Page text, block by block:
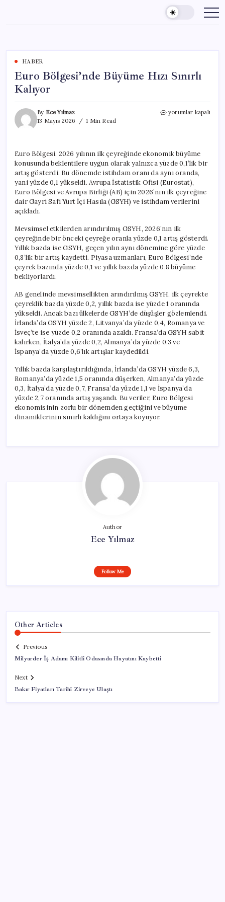
content
HABER
Euro Bölgesi’nde Büyüme Hızı Sınırlı
Kalıyor
By Ece Yılmaz
13 Mayıs 2026
1 Min Read
Euro
Kalıyor
için
yorumlar kapalı
Euro Bölgesi, 2026 yılının ilk çeyreğinde ekonomik büyüme
konusunda beklentilere uygun olarak yalnızca yüzde 0,1’lik bir
artış gösterdi. Bu dönemde istihdam oranı da aynı oranda,
yani yüzde 0,1 yükseldi. Avrupa İstatistik Ofisi (Eurostat),
Euro Bölgesi ve Avrupa Birliği (AB) için 2026’nın ilk çeyreğine
dair Gayri Safi Yurt İçi Hasıla (GSYH) ve istihdam verilerini
açıkladı.
Mevsimsel etkilerden arındırılmış GSYH, 2026’nın ilk
çeyreğinde bir önceki çeyreğe oranla yüzde 0,1 artış gösterdi.
Yıllık bazda ise GSYH, geçen yılın aynı dönemine göre yüzde
0,8’lik bir artış kaydetti. Piyasa uzmanları, Euro Bölgesi’nde
çeyrek bazında yüzde 0,1 ve yıllık bazda yüzde 0,8 büyüme
bekliyorlardı.
AB genelinde mevsimsellikten arındırılmış GSYH, ilk çeyrekte
çeyreklik bazda yüzde 0,2, yıllık bazda ise yüzde 1 oranında
yükseldi. Ancak bazı ülkelerde GSYH’de düşüşler gözlemlendi.
İrlanda’da GSYH yüzde 2, Litvanya’da yüzde 0,4, Romanya ve
İsveç’te ise yüzde 0,2 oranında azaldı. Fransa’da GSYH sabit
kalırken, İtalya’da yüzde 0,2, Almanya’da yüzde 0,3 ve
İspanya’da yüzde 0,6’lık artışlar kaydedildi.
Yıllık bazda karşılaştırıldığında, İrlanda’da GSYH yüzde 6,3,
Romanya’da yüzde 1,5 oranında düşerken, Almanya’da yüzde
0,3, İtalya’da yüzde 0,7, Fransa’da yüzde 1,1 ve İspanya’da
yüzde 2,7 oranında artış yaşandı. Bu veriler, Euro Bölgesi
ekonomisinin zorlu bir dönemden geçtiğini ve büyüme
dinamiklerinin sınırlı kaldığını ortaya koyuyor.
Author
Ece Yılmaz
Follow Me
Other Articles
Previous
Milyarder İş Adamı Kilitli Odasında Hayatını Kaybetti
Next
Bakır Fiyatları Tarihî Zirveye Ulaştı